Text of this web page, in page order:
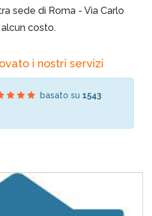
sede di Roma - Via Carlo
costo.
i nostri servizi
basato su 1543